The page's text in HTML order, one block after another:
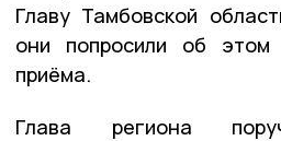
Главу Тамбовской
они попросили об
приёма.
Глава региона